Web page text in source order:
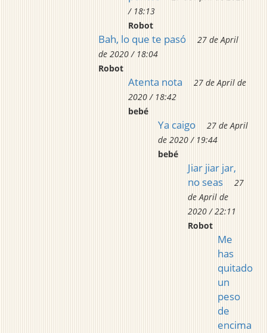
/ 18:13
Robot
Bah, lo que te pasó
27 de April
de 2020 / 18:04
Robot
Atenta nota
27 de April de
2020 / 18:42
bebé
Ya caigo
27 de April
de 2020 / 19:44
bebé
Jiar jiar jar,
no seas
27
de April de
2020 / 22:11
Robot
Me
has
quitado
un
peso
de
encima